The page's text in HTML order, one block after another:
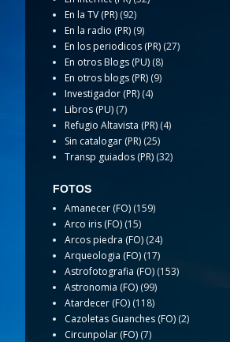
En la TV (PR) (92)
En la radio (PR) (9)
En los periodicos (PR) (27)
En otros Blogs (PU) (8)
En otros blogs (PR) (9)
Investigador (PR) (4)
Libros (PU) (7)
Refugio Altavista (PR) (4)
Sin catalogar (PR) (25)
Transp guiados (PR) (32)
FOTOS
Amanecer (FO) (159)
Arco iris (FO) (15)
Arcos piedra (FO) (24)
Arqueologia (FO) (17)
Astrofotografia (FO) (153)
Astronomia (FO) (99)
Atardecer (FO) (118)
Cazoletas Guanches (FO) (2)
Circunpolar (FO) (7)